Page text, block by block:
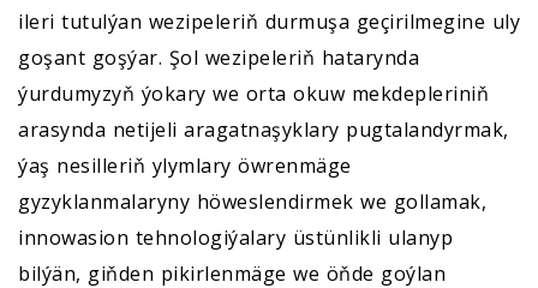
ileri tutulýan wezipeleriň durmuşa geçirilmegine uly
goşant goşýar. Şol wezipeleriň hatarynda
ýurdumyzyň ýokary we orta okuw mekdepleriniň
arasynda netijeli aragatnaşyklary pugtalandyrmak,
ýaş nesilleriň ylymlary öwrenmäge
gyzyklanmalaryny höweslendirmek we gollamak,
innowasion tehnologiýalary üstünlikli ulanyp
bilýän, giňden pikirlenmäge we öňde goýlan